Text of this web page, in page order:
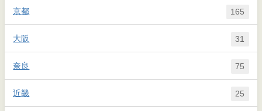
京都 165
大阪 31
奈良 75
近畿 25